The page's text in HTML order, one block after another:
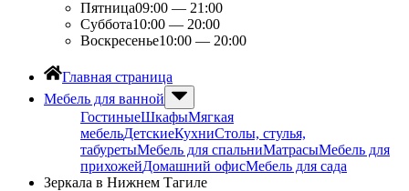
Пятница09:00 — 21:00
Суббота10:00 — 20:00
Воскресенье10:00 — 20:00
Главная страница
Мебель для ванной
ГостиныеШкафыМягкая
мебельДетскиеКухниСтолы, стулья,
табуретыМебель для спальниМатрасыМебель для
прихожейДомашний офисМебель для сада
Зеркала в Нижнем Тагиле